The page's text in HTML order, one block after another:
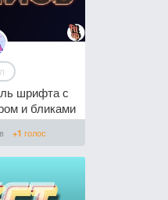
шрифта с
и бликами
+1 голос